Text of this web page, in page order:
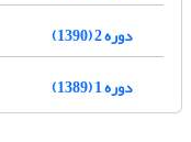
دوره 2 (1390)
دوره 1 (1389)